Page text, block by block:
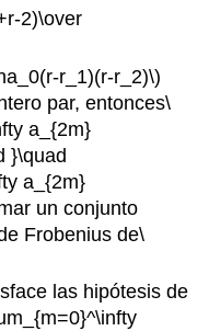
2)\over
r_1)(r-r_2)\)
par, entonces\
a_{2m}
}\quad
a_{2m}
un conjunto
Frobenius de\
las hipótesis de